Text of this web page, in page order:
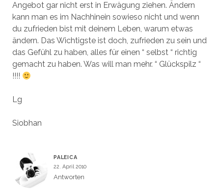
Angebot gar nicht erst in Erwägung ziehen. Ändern
kann man es im Nachhinein sowieso nicht und wenn
du zufrieden bist mit deinem Leben, warum etwas
ändern. Das Wichtigste ist doch, zufrieden zu sein und
das Gefühl zu haben, alles für einen “ selbst “ richtig
gemacht zu haben. Was will man mehr. “ Glückspilz “
!!!!
Lg
Siobhan
PALEICA
22. April 2010
Antworten